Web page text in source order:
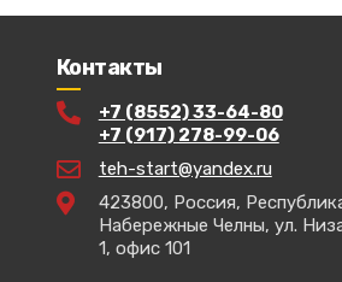
Контакты
+7 (8552) 33-64-80
+7 (917) 278-99-06
teh-start@yandex.ru
423800, Россия,
Набережные Челны, ул.
1, офис 101